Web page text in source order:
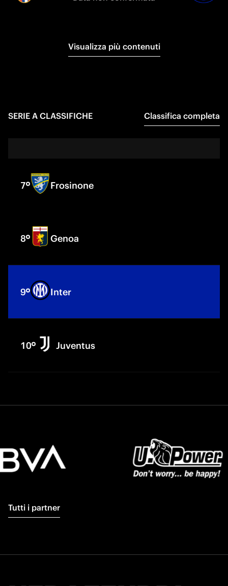
Visualizza più contenuti
SERIE A CLASSIFICHE Classifica completa
7 Frosinone
8 Genoa
9 Inter
10 Juventus
Tutti i partner